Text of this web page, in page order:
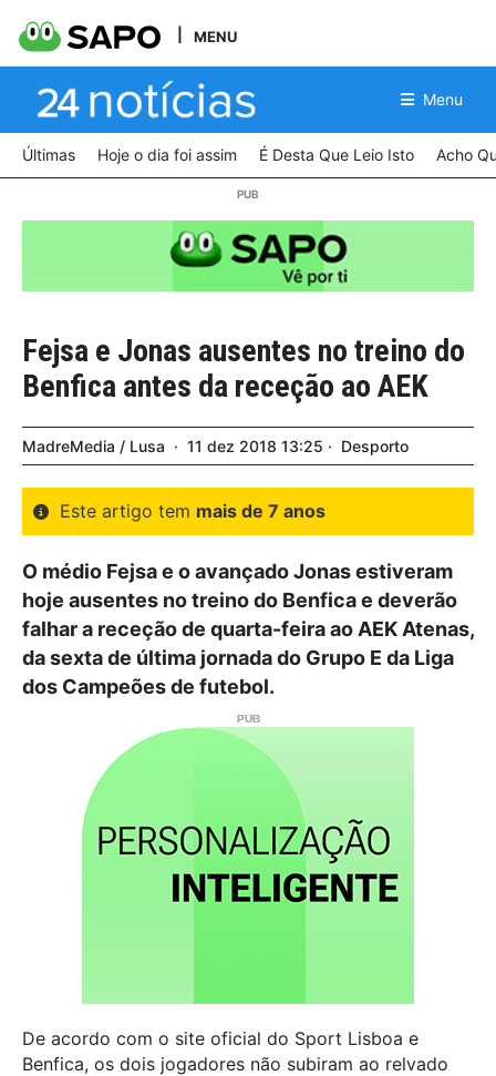
MENU
Menu
Últimas Hoje o dia foi assim É Desta Que Leio Isto Acho
Fejsa e Jonas ausentes no treino do
Benfica antes da receção ao AEK
MadreMedia / Lusa 11 dez 2018 13:25 Desporto
Este artigo tem mais de 7 anos
O médio Fejsa e o avançado Jonas estiveram
hoje ausentes no treino do Benfica e deverão
falhar a receção de quarta-feira ao AEK Atenas,
da sexta de última jornada do Grupo E da Liga
dos Campeões de futebol.
De acordo com o site oficial do Sport Lisboa e
Benfica, os dois jogadores não subiram ao relvado